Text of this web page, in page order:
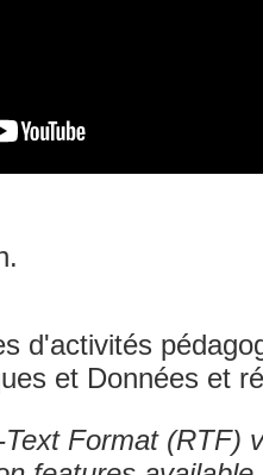
d'activités
et Données et
Format (RTF)